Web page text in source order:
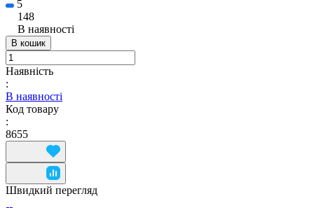
5
148
В наявності
В кошик
Наявність
:
В наявності
Код товару
:
8655
Швидкий перегляд